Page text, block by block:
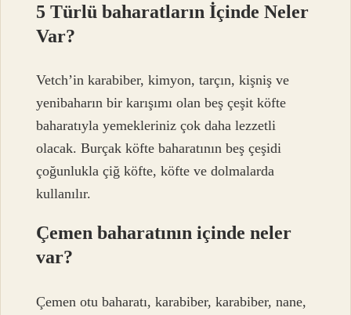
5 Türlü baharatların İçinde Neler
Var?
Vetch’in karabiber, kimyon, tarçın, kişniş ve
yenibaharın bir karışımı olan beş çeşit köfte
baharatıyla yemekleriniz çok daha lezzetli
olacak. Burçak köfte baharatının beş çeşidi
çoğunlukla çiğ köfte, köfte ve dolmalarda
kullanılır.
Çemen baharatının içinde neler
var?
Çemen otu baharatı, karabiber, karabiber, nane,